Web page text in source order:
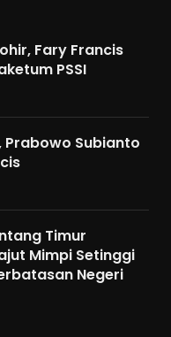
Fary Francis
PSSI
Prabowo Subianto
Timur
Mimpi Setinggi
Negeri